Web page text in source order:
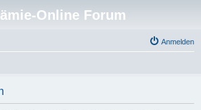
Online Forum
Anmelden